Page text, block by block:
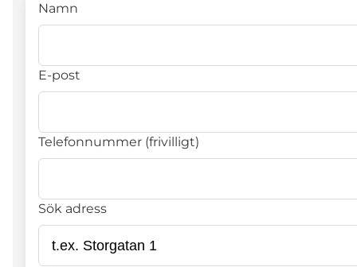
Namn
E-post
Telefonnummer (frivilligt)
Sök adress